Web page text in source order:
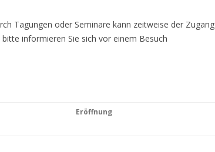
Tagungen oder Seminare kann zeitweise der Zugang
informieren Sie sich vor einem Besuch
Eröffnung